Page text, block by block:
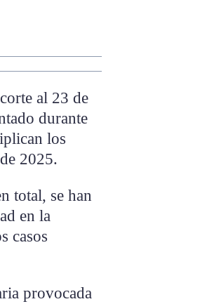
al 23 de
durante
los
2025.
total, se han
en la
casos
provocada